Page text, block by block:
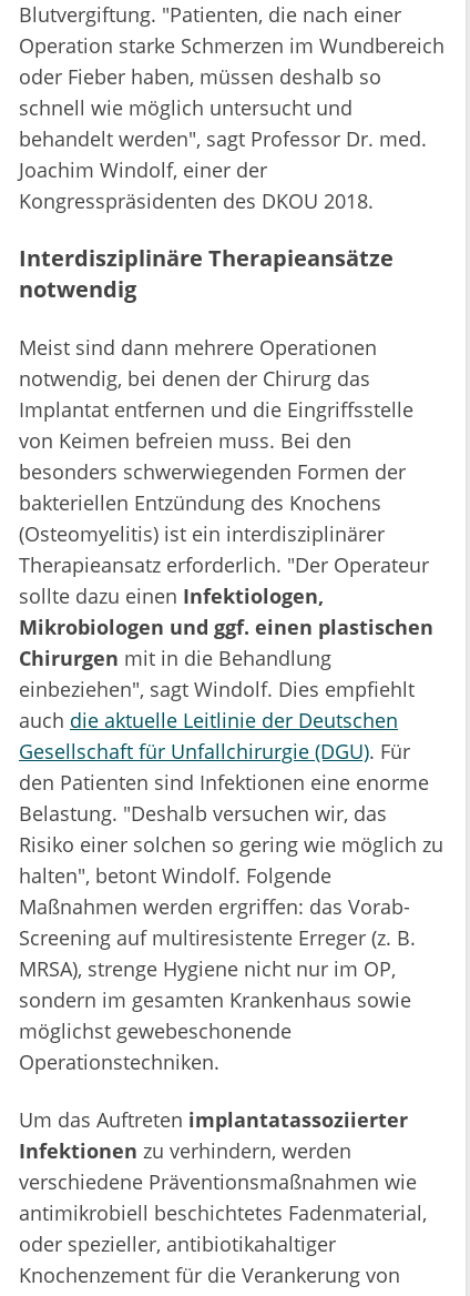
Blutvergiftung. "Patienten, die nach einer
Operation starke Schmerzen im Wundbereich
oder Fieber haben, müssen deshalb so
schnell wie möglich untersucht und
behandelt werden", sagt Professor Dr. med.
Joachim Windolf, einer der
Kongresspräsidenten des DKOU 2018.
Interdisziplinäre Therapieansätze
notwendig
Meist sind dann mehrere Operationen
notwendig, bei denen der Chirurg das
Implantat entfernen und die Eingriffsstelle
von Keimen befreien muss. Bei den
besonders schwerwiegenden Formen der
bakteriellen Entzündung des Knochens
(Osteomyelitis) ist ein interdisziplinärer
Therapieansatz erforderlich. "Der Operateur
sollte dazu einen Infektiologen,
Mikrobiologen und ggf. einen plastischen
Chirurgen mit in die Behandlung
einbeziehen", sagt Windolf. Dies empfiehlt
auch die aktuelle Leitlinie der Deutschen
Gesellschaft für Unfallchirurgie (DGU). Für
den Patienten sind Infektionen eine enorme
Belastung. "Deshalb versuchen wir, das
Risiko einer solchen so gering wie möglich zu
halten", betont Windolf. Folgende
Maßnahmen werden ergriffen: das Vorab-
Screening auf multiresistente Erreger (z. B.
MRSA), strenge Hygiene nicht nur im OP,
sondern im gesamten Krankenhaus sowie
möglichst gewebeschonende
Operationstechniken.
Um das Auftreten implantatassoziierter
Infektionen zu verhindern, werden
verschiedene Präventionsmaßnahmen wie
antimikrobiell beschichtetes Fadenmaterial,
oder spezieller, antibiotikahaltiger
Knochenzement für die Verankerung von